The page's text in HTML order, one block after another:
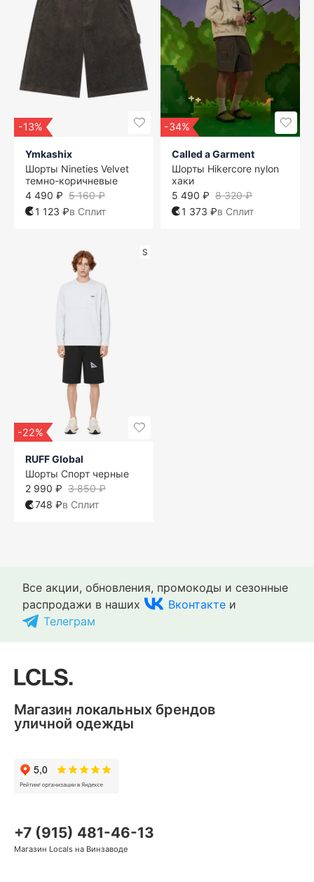
-13%
Ymkashix
Шорты Nineties Velvet
темно-коричневые
5 160 ₽
4 490 ₽
1 123 ₽в Сплит
-34%
Called a Garment
Шорты Hikercore nylon
хаки
8 320 ₽
5 490 ₽
1 373 ₽в Сплит
S
-22%
RUFF Global
Шорты Спорт черные
3 850 ₽
2 990 ₽
748 ₽в Сплит
Все акции, обновления, промокоды и сезонные
распродажи в наших
Вконтакте и
Телеграм
+7 (915) 481-46-13
Магазин Locals на Винзаводе
Магазин локальных брендов
уличной одежды